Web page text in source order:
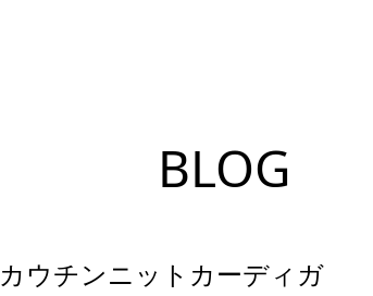
BLOG
ウチンニットカーディガ